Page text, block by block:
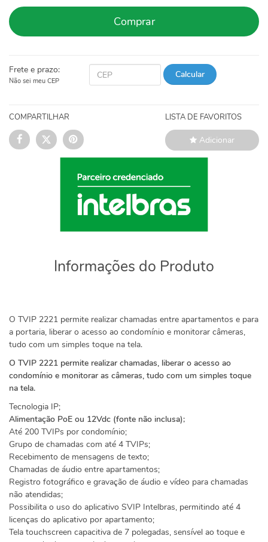
Comprar
Frete e prazo:
Não sei meu CEP
Calcular
COMPARTILHAR LISTA DE FAVORITOS
Adicionar
Informações do Produto
O TVIP 2221 permite realizar chamadas entre apartamentos e para
a portaria, liberar o acesso ao condomínio e monitorar câmeras,
tudo com um simples toque na tela.
O TVIP 2221 permite realizar chamadas, liberar o acesso ao
condomínio e monitorar as câmeras, tudo com um simples toque
na tela.
Tecnologia IP;
Alimentação PoE ou 12Vdc (fonte não inclusa);
Até 200 TVIPs por condomínio;
Grupo de chamadas com até 4 TVIPs;
Recebimento de mensagens de texto;
Chamadas de áudio entre apartamentos;
Registro fotográfico e gravação de áudio e vídeo para chamadas
não atendidas;
Possibilita o uso do aplicativo SVIP Intelbras, permitindo até 4
licenças do aplicativo por apartamento;
Tela touchscreen capacitiva de 7 polegadas, sensível ao toque e